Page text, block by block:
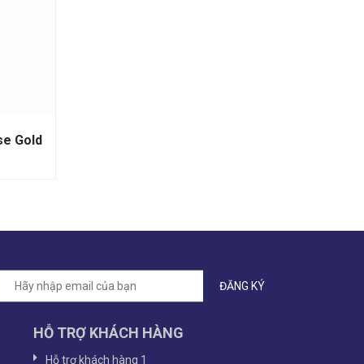
Gold
HỖ TRỢ KHÁCH HÀNG
Hỗ trợ khách hàng 1